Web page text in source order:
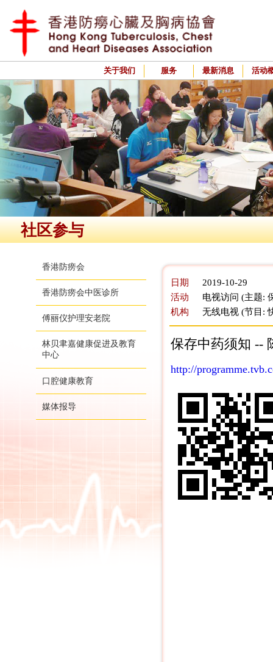
关于我们 服务 最新消息 活动
社区参与
香港防痨会
香港防痨会中医诊所
傅丽仪护理安老院
林贝聿嘉健康促进及教育
中心
口腔健康教育
媒体报导
日期
2019-10-29
活动
电视访问 (主题:
机构
无线电视 (节目:
保存中药须知 --
http://